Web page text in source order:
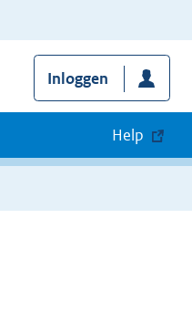
Inloggen
Help